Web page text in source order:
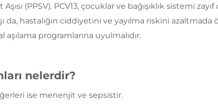
(PPSV). PCV13, çocuklar ve bağışıklık sistemi
da, hastalığın ciddiyetini ve yayılma riskini
programlarına uyulmalıdır.
nelerdir?
ise menenjit ve sepsistir.